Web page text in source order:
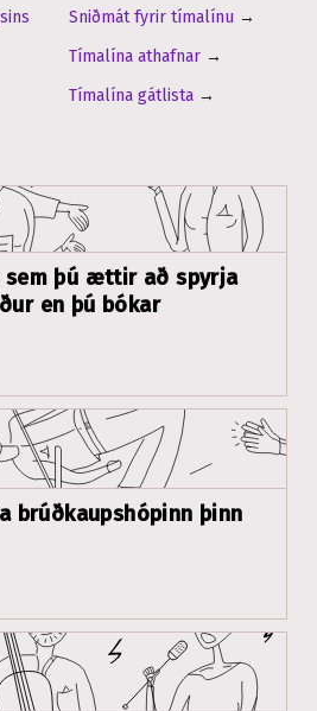
Sniðmát fyrir tímalínu →
Tímalína athafnar →
Tímalína gátlista →
sem þú ættir að spyrja
en þú bókar
brúðkaupshópinn þinn